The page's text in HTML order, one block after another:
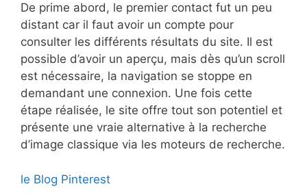
De prime abord, le premier contact fut un peu
distant car il faut avoir un compte pour
consulter les différents résultats du site. Il est
possible d’avoir un aperçu, mais dès qu’un scroll
est nécessaire, la navigation se stoppe en
demandant une connexion. Une fois cette
étape réalisée, le site offre tout son potentiel et
présente une vraie alternative à la recherche
d’image classique via les moteurs de recherche.
le Blog Pinterest